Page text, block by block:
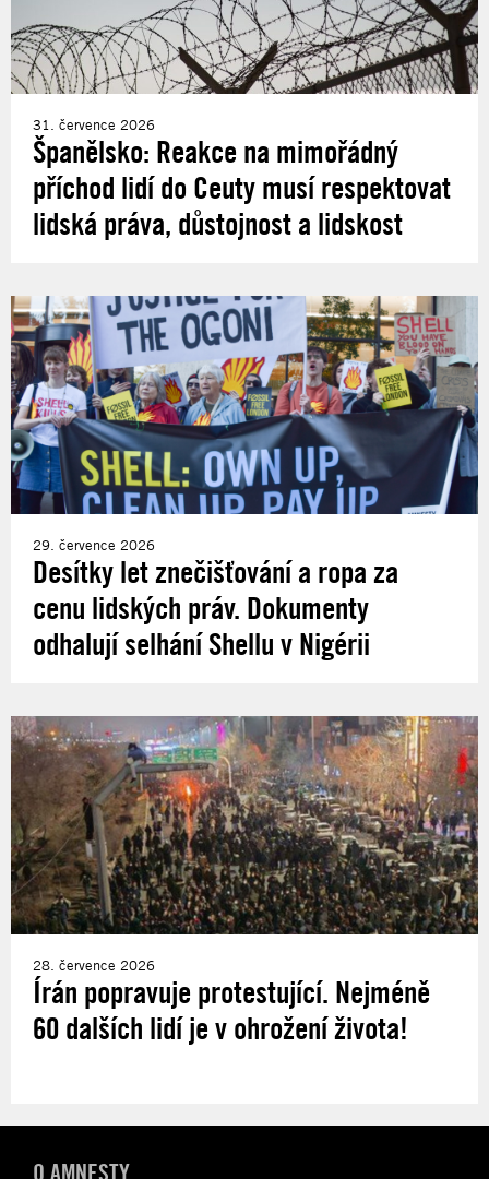
31. července 2026
Španělsko: Reakce na mimořádný
příchod lidí do Ceuty musí respektovat
lidská práva, důstojnost a lidskost
29. července 2026
Desítky let znečišťování a ropa za
cenu lidských práv. Dokumenty
odhalují selhání Shellu v Nigérii
28. července 2026
Írán popravuje protestující. Nejméně
60 dalších lidí je v ohrožení života!
O AMNESTY